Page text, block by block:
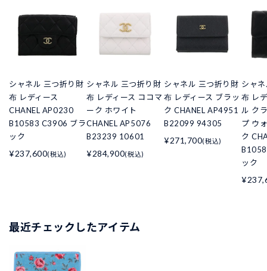
シャネル 三つ折り財
布 レディース
CHANEL AP0230
B10583 C3906 ブラ
ック
¥237,600(税込)
シャネル 三つ折り財
布 レディース ココマ
ーク ホワイト
CHANEL AP5076
B23239 10601
¥284,900(税込)
シャネル 三つ折り財
布 レディース ブラッ
ク CHANEL AP4951
B22099 94305
¥271,700(税込)
シャ
布 レ
ル ク
プ ウ
ク
ック
最近チェックしたアイテム